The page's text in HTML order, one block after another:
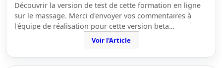
Découvrir la version de test de cette formation en ligne
sur le massage. Merci d'envoyer vos commentaires à
l'équipe de réalisation pour cette version beta…
Voir l'Article